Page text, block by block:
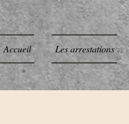
Accueil Les arrestations